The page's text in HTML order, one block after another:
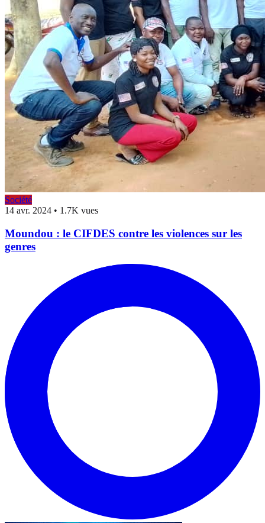
Société
14 avr. 2024 • 1.7K vues
Moundou : le CIFDES contre les violences sur les
genres